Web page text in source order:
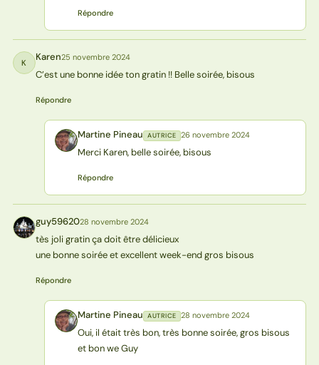
Répondre
K Karen25 novembre 2024
C’est une bonne idée ton gratin !! Belle soirée, bisous
Répondre
MP Martine Pineau AUTRICE 26 novembre 2024
Merci Karen, belle soirée, bisous
Répondre
G guy5962028 novembre 2024
tès joli gratin ça doit être délicieux
une bonne soirée et excellent week-end gros bisous
Répondre
MP Martine Pineau AUTRICE 28 novembre 2024
Oui, il était très bon, très bonne soirée, gros bisous
et bon we Guy